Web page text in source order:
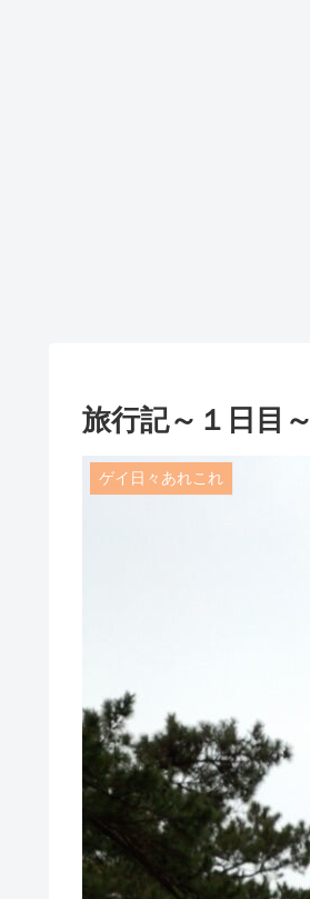
旅行記～１日目～
ゲイ日々あれこれ